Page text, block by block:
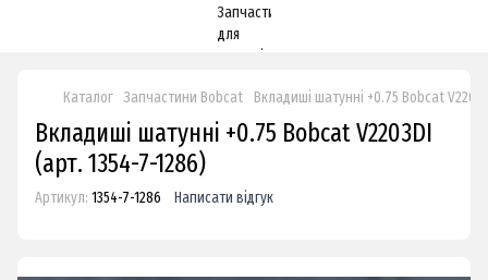
Каталог Запчастини Bobcat Вкладиші шатунні +0.75 Bobcat
Вкладиші шатунні +0.75 Bobcat V2203DI
(арт. 1354-7-1286)
Артикул: 1354-7-1286 Написати відгук